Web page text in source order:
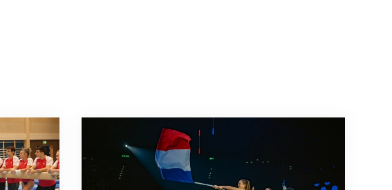
Team Frankreich ist komplett